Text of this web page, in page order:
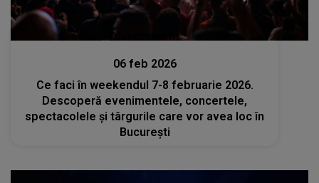
Divertisment
06 feb 2026
Ce faci în weekendul 7-8 februarie 2026.
Descoperă evenimentele, concertele,
spectacolele și târgurile care vor avea loc în
București